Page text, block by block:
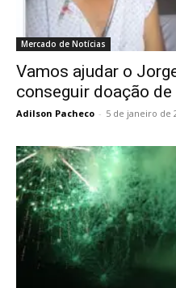
Mercado de Notícias
Vamos ajudar o
conseguir doação de
Adilson Pacheco - 5 de janeiro de